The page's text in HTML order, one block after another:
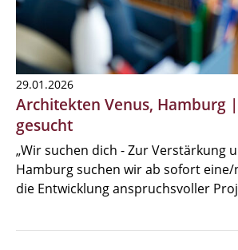
Institute
Einrichtungen
Zeichensäle
MBW | Modellbauwerkstatt
Alumni | cloud club
Dokumente und Downloads
29.01.2026
Architekten Venus, Hamburg
gesucht
„Wir suchen dich - Zur Verstärkung
Hamburg suchen wir ab sofort
die Entwicklung anspruchsvoller